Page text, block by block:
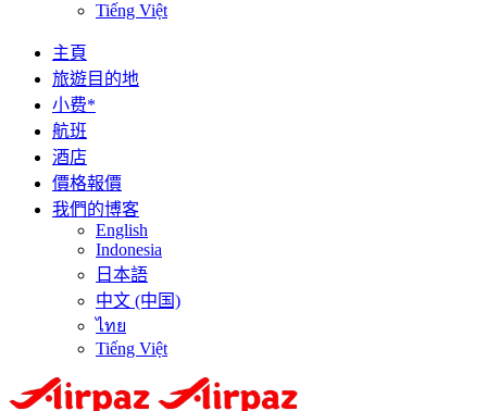
Tiếng Việt
主頁
旅遊目的地
小费*
航班
酒店
價格報價
我們的博客
English
Indonesia
日本語
中文 (中国)
ไทย
Tiếng Việt